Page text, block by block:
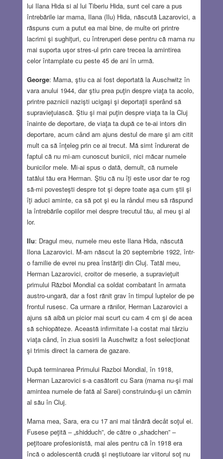
lui Ilana Hida si al lui Tiberiu Hida, sunt cel care a pus
întrebările iar mama, Ilana (Ilu) Hida, născută Lazarovici, a
răspuns cum a putut ea mai bine, de multe ori printre
lacrimi şi sughiţuri, cu întreruperi dese pentru că mama nu
mai suporta uşor stres-ul prin care trecea la amintirea
celor întamplate cu peste 45 de ani în urmă.
George: Mama, ştiu ca ai fost deportată la Auschwitz în
vara anului 1944, dar ştiu prea puţin despre viaţa ta acolo,
printre paznicii nazişti ucigaşi şi deportaţii sperând să
supravieţuiască. Ştiu şi mai puţin despre viaţa ta la Cluj
înainte de deportare, de viaţa ta după ce te-ai intors din
deportare, acum când am ajuns destul de mare şi am citit
mult ca să înţeleg prin ce ai trecut. Mă simt îndurerat de
faptul că nu mi-am cunoscut bunicii, nici măcar numele
bunicilor mele. Mi-ai spus o dată, demult, că numele
tatălui tău era Herman. Ştiu că nu îţi este usor dar te rog
să-mi povesteşti despre tot şi depre toate aşa cum ştii şi
îţi aduci aminte, ca să pot şi eu la rândul meu să răspund
la întrebările copiilor mei despre trecutul tău, al meu şi al
lor.
Ilu: Dragul meu, numele meu este Ilana Hida, născută
Ilona Lazarovici. M-am născut la 20 septembrie 1922, într-
o familie de evrei nu prea înstăriţi din Cluj. Tatăl meu,
Herman Lazarovici, croitor de meserie, a supravieţuit
primului Război Mondial ca soldat combatant în armata
austro-ungară, dar a fost rănit grav în timpul luptelor de pe
frontul rusesc. Ca urmare a rănilor, Herman Lazarovici a
ajuns să aibă un picior mai scurt cu cam 4 cm şi de acea
să schiopăteze. Această infirmitate l-a costat mai târziu
viaţa când, în ziua sosirii la Auschwitz a fost selecţionat
şi trimis direct la camera de gazare.
După terminarea Primului Razboi Mondial, în 1918,
Herman Lazarovici s-a casătorit cu Sara (mama nu-şi mai
amintea numele de fată al Sarei) construindu-şi un cămin
al său în Cluj.
Mama mea, Sara, era cu 17 ani mai tânără decât soţul ei.
Fusese peţită – „shidduch”, de către o „shadchen” –
peţitoare profesionistă, mai ales pentru că în 1918 era
încă o adolescentă crudă şi neştiutoare iar viitorul soţ nu